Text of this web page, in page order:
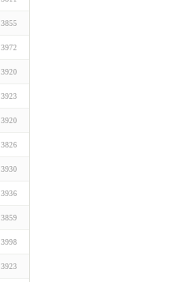
3855
3972
3920
3923
3920
3826
3930
3936
3859
3998
3923